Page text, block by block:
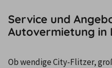
Service und
Autovermietung in
Ob wendige City-Flitzer,